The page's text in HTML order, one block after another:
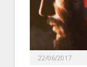
22/06/2017